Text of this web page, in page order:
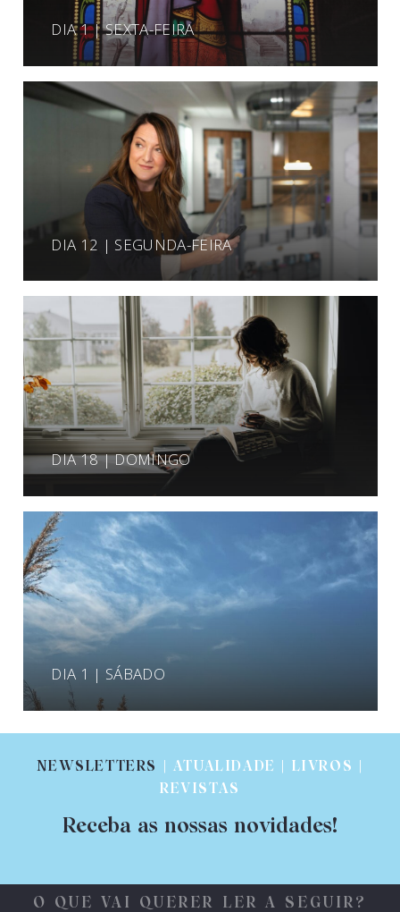
DIA 1 | SEXTA-FEIRA
DIA 12 | SEGUNDA-FEIRA
DIA 18 | DOMINGO
DIA 1 | SÁBADO
NEWSLETTERS
| ATUALIDADE | LIVROS |
REVISTAS
Receba as nossas novidades!
O QUE VAI QUERER LER A SEGUIR?